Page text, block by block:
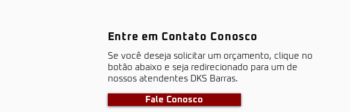
Entre em Contato Conosco
S​e você deseja solicitar um orçamento, clique no
botão abaixo e seja redirecionado para um de
nossos atendentes DKS Barras.
Fale Conosco